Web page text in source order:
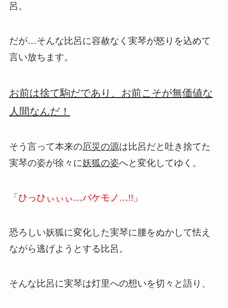
呂。
だが…そんな比呂に容赦なく実琴が怒りを込めて
言い放ちます。
お前は捨て駒だであり、お前こそが無価値な
人間なんだ！
そう言って本来の厄災の源は比呂だと吐き捨てた
実琴の姿が徐々に妖狐の姿へと変化してゆく。
「ひっひぃぃぃ…バケモノ…!!」
恐ろしい妖狐に変化した実琴に腰をぬかして怯え
ながら逃げようとする比呂。
そんな比呂に実琴は灯里への想いを切々と語り、